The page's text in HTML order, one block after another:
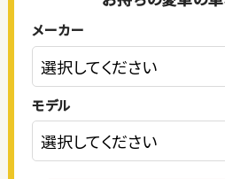
メーカー
モデル